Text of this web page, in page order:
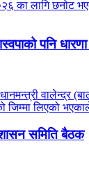
का लागि छनोट
पनि
वालेन्द्र
लिएको
समिति बैठक